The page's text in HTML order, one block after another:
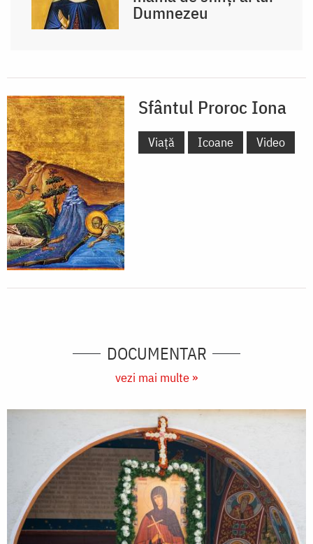
Dumnezeu
Sfântul Proroc Iona
Viață Icoane Video
DOCUMENTAR
vezi mai multe »